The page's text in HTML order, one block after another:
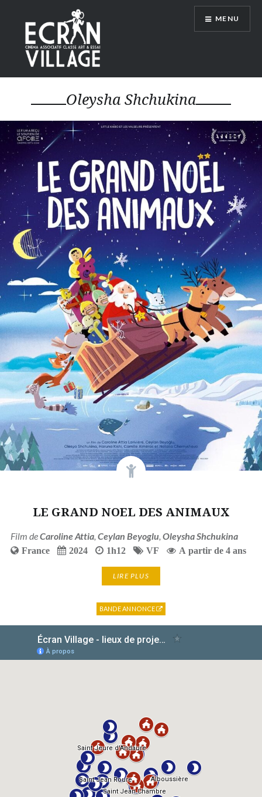
contenu
principal
ÉCRAN VILLAGE
MENU
Oleysha Shchukina
LE GRAND NOEL DES ANIMAUX
Film deCaroline Attia, Ceylan Beyoglu Oleysha Shchukina
France 2024 1h12 VF A partir de 4 ans
LIRE PLUS
BANDE ANNONCE